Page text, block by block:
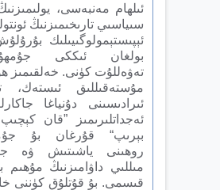
ئىلھام مەنبەسى،
سىياسىي تارىخىمىزنىڭ
ئېپىستېمولوگىيىلىك
بولغان ئىككى
تەۋەللۇت كۈنى. خەلقىمىز
مۇستەقىللىق
ئىرادىسىنى دۇنياغا
ئەجداتلىرىمىز ”قان
بېرىپ“ قۇرغان بۇ
روھىنى ياشىتىش ۋە
مىللىي داۋامىزنىڭ مۇھىم
قىسمى. بۇ قۇتلۇق كۈننى